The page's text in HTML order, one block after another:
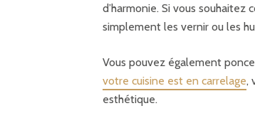
d’harmonie. Si vous
simplement les vernir ou les
Vous pouvez également
votre cuisine est en carrelage,
esthétique.